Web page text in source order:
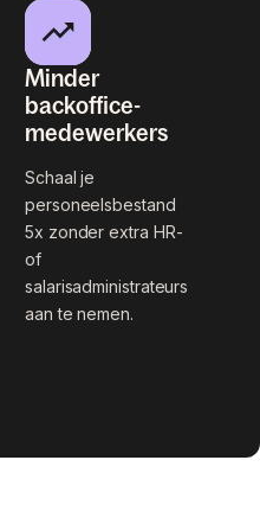
Minder
backoffice-
medewerkers
Schaal je
personeelsbestand
5x zonder extra HR-
of
salarisadministrateurs
aan te nemen.